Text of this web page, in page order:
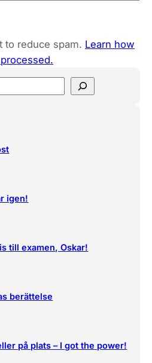
to reduce spam. Learn how
igen!
till examen, Oskar!
berättelse
på plats – I got the power!